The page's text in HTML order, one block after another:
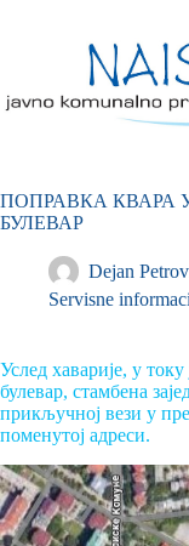
ПОПРАВКА КВАРА
БУЛЕВАР
Dejan
Servisne
Услед хаварије, у
булевар, стамбена
прикључној вези у
поменутој адреси.